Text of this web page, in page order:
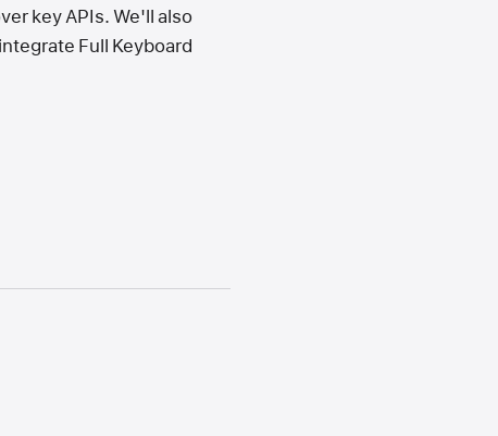
key APIs. We'll also
Full Keyboard